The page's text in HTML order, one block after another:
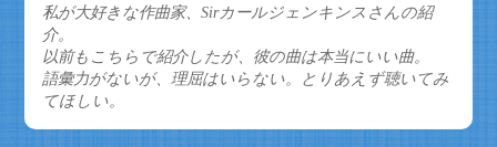
私が大好きな作曲家、Sirカールジェンキンスさんの紹
介。
以前もこちらで紹介したが、彼の曲は本当にいい曲。
語彙力がないが、理屈はいらない。とりあえず聴いてみ
てほしい。